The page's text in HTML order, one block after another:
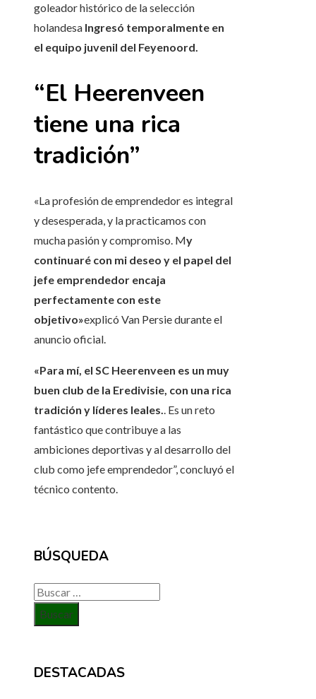
goleador histórico de la selección
holandesa Ingresó temporalmente en
el equipo juvenil del Feyenoord.
“El Heerenveen
tiene una rica
tradición”
«La profesión de emprendedor es integral
y desesperada, y la practicamos con
mucha pasión y compromiso. My
continuaré con mi deseo y el papel del
jefe emprendedor encaja
perfectamente con este
objetivo»explicó Van Persie durante el
anuncio oficial.
«Para mí, el SC Heerenveen es un muy
buen club de la Eredivisie, con una rica
tradición y líderes leales.. Es un reto
fantástico que contribuye a las
ambiciones deportivas y al desarrollo del
club como jefe emprendedor”, concluyó el
técnico contento.
BÚSQUEDA
Buscar:
DESTACADAS